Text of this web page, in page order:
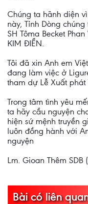
Chúng ta hãnh diện
này, Tỉnh Dòng
SH Tôma Becket
KIM ĐIỀN.
Tôi đã xin Anh em
đang làm việc ở
tham dự Lễ Xuất phát
Trong tâm tình yêu
ta hãy cầu nguyện
hiện sứ mệnh truyền
luôn đồng hành với
nguyện
Lm. Gioan Thêm SDB
Bài có liên